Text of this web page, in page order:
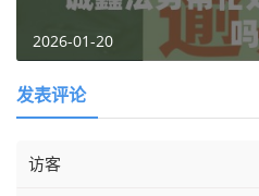
2026-01-20
发表评论